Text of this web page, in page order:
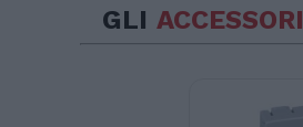
GLI ACCESSORI